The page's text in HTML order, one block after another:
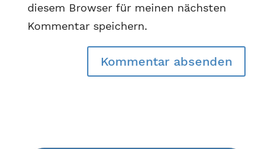
diesem Browser für meinen nächsten
Kommentar speichern.